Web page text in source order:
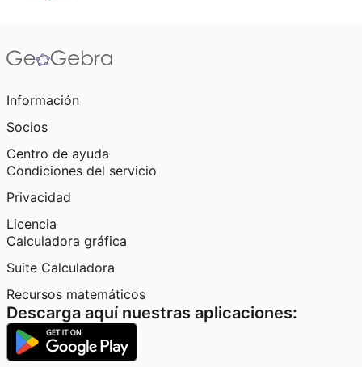
Información
Socios
Centro de ayuda
Condiciones del servicio
Privacidad
Licencia
Calculadora gráfica
Suite Calculadora
Recursos matemáticos
Descarga aquí nuestras aplicaciones: